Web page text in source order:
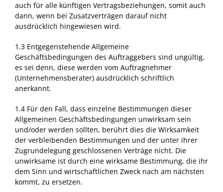
auch für alle künftigen Vertragsbeziehungen, somit auch
dann, wenn bei Zusatzverträgen darauf nicht
ausdrücklich hingewiesen wird.
1.3 Entgegenstehende Allgemeine
Geschäftsbedingungen des Auftraggebers sind ungültig,
es sei denn, diese werden vom Auftragnehmer
(Unternehmensberater) ausdrücklich schriftlich
anerkannt.
1.4 Für den Fall, dass einzelne Bestimmungen dieser
Allgemeinen Geschäftsbedingungen unwirksam sein
und/oder werden sollten, berührt dies die Wirksamkeit
der verbleibenden Bestimmungen und der unter ihrer
Zugrundelegung geschlossenen Verträge nicht. Die
unwirksame ist durch eine wirksame Bestimmung, die ihr
dem Sinn und wirtschaftlichen Zweck nach am nächsten
kommt, zu ersetzen.